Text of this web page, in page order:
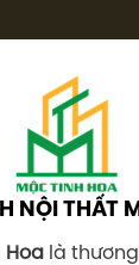
NỘI THẤT
Hoalà